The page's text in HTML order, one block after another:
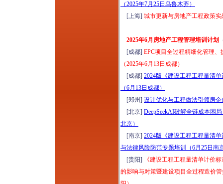
（2025年7月25日乌鲁木齐）
[上海] 城市更新与房地产工程政策
2025年6月房地产工程管理培训计划
[成都] EPC项目全过程精细化管理
（2025年6月13日成都）
[成都] 2024版《建设工程工程量清
（6月13日成都）
[郑州] 设计优化与工程做法引领房企
[北京] DeepSeekAI破解全链成本困
北京）
[南京] 2024版《建设工程工程量清
与法律风险防范专题培训（6月25日南
[贵阳]
《建设工程工程量清单计价
的影响与对策暨建设项目全过程造价